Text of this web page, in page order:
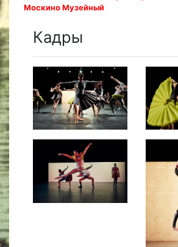
Москино Музейный
Кадры